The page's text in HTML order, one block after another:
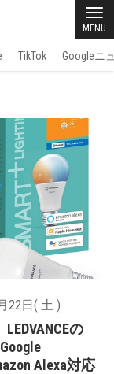
MENU
TikTok Googleニ
22日( 土 )
の
Alexa対応